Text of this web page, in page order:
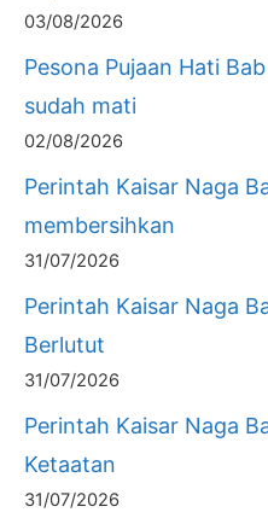
03/08/2026
Pesona Pujaan Hati
sudah mati
02/08/2026
Perintah Kaisar Naga
membersihkan
31/07/2026
Perintah Kaisar Naga
Berlutut
31/07/2026
Perintah Kaisar Naga
Ketaatan
31/07/2026